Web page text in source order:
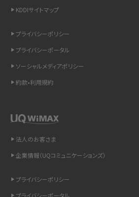
インスタのDMの送り方は？便利機能の使い方や注
Bluetooth®とは？Wi-Fiとの違いやスマホ・PCとの接
「iPhoneを探す」の使い方と設定方法を紹介！ブラ
詳しく解説
Wi-Fiを快適に使うための速度はどれくらい？用途別
LINEの着信音や通知音の設定・変更方法を解説！
KDDIサイトマップ
プライバシーポリシー
プライバシーポータル
ソーシャルメディアポリシー
約款•利用規約
法人のお客さま
企業情報（UQコミュニケーションズ）
プライバシーポリシー